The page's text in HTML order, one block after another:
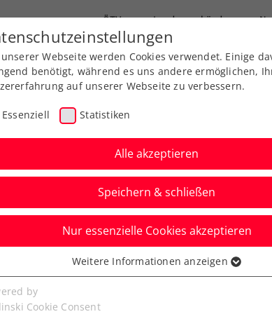
ÖTV Landesverbände
Ausbildung Services Über uns
Erler/Miedler
Triumph
Webseite werden Cookies verwendet. Einige
benötigt, während es uns andere ermöglichen,
auf unserer Webseite zu verbessern.
Essenziell Statistiken
Alle akzeptieren
Speichern & schließen
Nur essenzielle Cookies akzeptieren
Cookies werden für grundlegende Funktionen
benötigt. Dadurch ist gewährleistet, dass die
Weitere Informationen anzeigen
by
Cookie Consent